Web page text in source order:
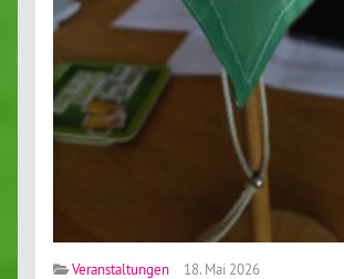
Veranstaltungen 18. Mai 2026